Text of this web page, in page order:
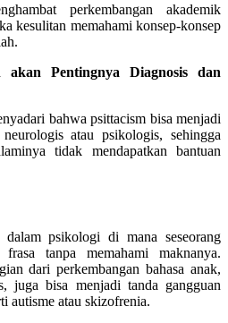
perkembangan akademik
kesulitan memahami konsep-konsep
akan Pentingnya Diagnosis dan
bahwa psittacism bisa menjadi
atau psikologis, sehingga
tidak mendapatkan bantuan
dalam psikologi di mana seseorang
tanpa memahami maknanya.
dari perkembangan bahasa anak,
juga bisa menjadi tanda gangguan
autisme atau skizofrenia.